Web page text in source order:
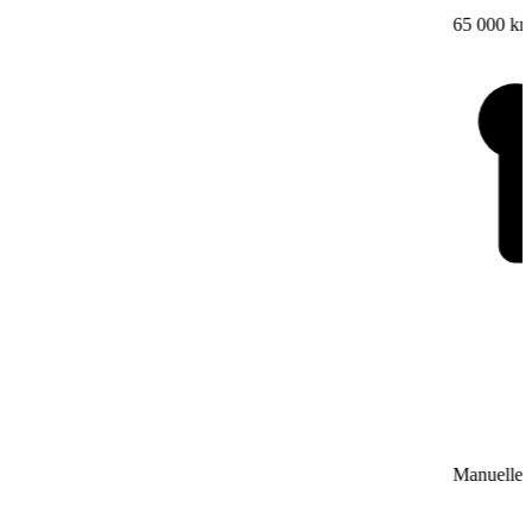
65 000
Manuelle